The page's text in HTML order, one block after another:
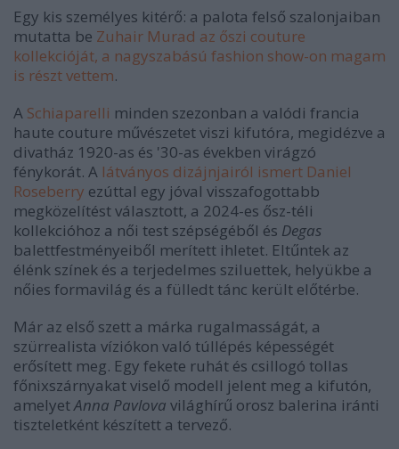
Egy kis személyes kitérő: a palota felső szalonjaiban
mutatta be Zuhair Murad az őszi couture
kollekcióját, a nagyszabású fashion show-on magam
is részt vettem.
A Schiaparelli minden szezonban a valódi francia
haute couture művészetet viszi kifutóra, megidézve a
divatház 1920-as és '30-as években virágzó
fénykorát. A látványos dizájnjairól ismert Daniel
Roseberry ezúttal egy jóval visszafogottabb
megközelítést választott, a 2024-es ősz-téli
kollekcióhoz a női test szépségéből és Degas
balettfestményeiből merített ihletet. Eltűntek az
élénk színek és a terjedelmes sziluettek, helyükbe a
nőies formavilág és a fülledt tánc került előtérbe.
Már az első szett a márka rugalmasságát, a
szürrealista víziókon való túllépés képességét
erősített meg. Egy fekete ruhát és csillogó tollas
főnixszárnyakat viselő modell jelent meg a kifutón,
amelyetAnna Pavlova világhírű orosz balerina iránti
tiszteletként készített a tervező.